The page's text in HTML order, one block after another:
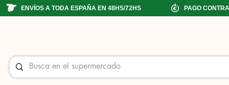
ENVÍOS A TODA ESPAÑA EN 48HS/72HS PAGO